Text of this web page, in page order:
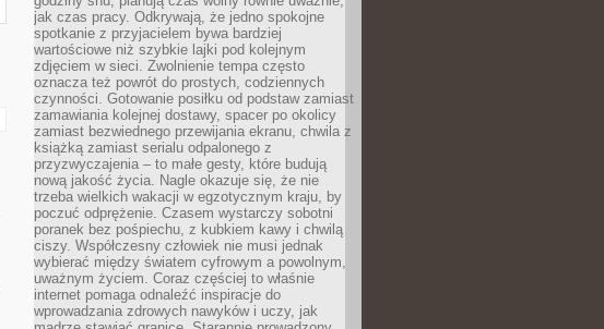
jak czas pracy. Odkrywają, że jedno spokojne
spotkanie z przyjacielem bywa bardziej
wartościowe niż szybkie lajki pod kolejnym
zdjęciem w sieci. Zwolnienie tempa często
oznacza też powrót do prostych, codziennych
czynności. Gotowanie posiłku od podstaw zamiast
zamawiania kolejnej dostawy, spacer po okolicy
zamiast bezwiednego przewijania ekranu, chwila z
książką zamiast serialu odpalonego z
przyzwyczajenia – to małe gesty, które budują
nową jakość życia. Nagle okazuje się, że nie
trzeba wielkich wakacji w egzotycznym kraju, by
poczuć odprężenie. Czasem wystarczy sobotni
poranek bez pośpiechu, z kubkiem kawy i chwilą
ciszy. Współczesny człowiek nie musi jednak
wybierać między światem cyfrowym a powolnym,
uważnym życiem. Coraz częściej to właśnie
internet pomaga odnaleźć inspiracje do
wprowadzania zdrowych nawyków i uczy, jak